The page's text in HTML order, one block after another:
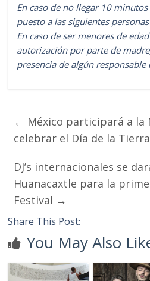
En caso de no llegar 10
puesto a las siguientes
En caso de ser menores de
autorización por parte de
presencia de algún responsable
← México participará a la
celebrar el Día de la
DJ’s internacionales se
Huanacaxtle para la
Festival →
Share This Post:
You May Also